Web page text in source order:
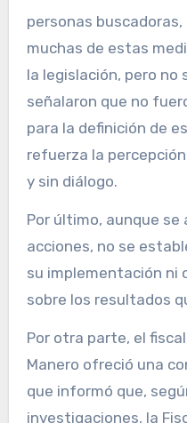
personas
muchas de estas
la legislación, pero no
señalaron que no
para la definición de
refuerza la
y sin diálogo.
Por último, aunque
acciones, no se
su implementación ni
sobre los resultados
Por otra parte, el
Manero ofreció una
que informó que,
investigaciones, la